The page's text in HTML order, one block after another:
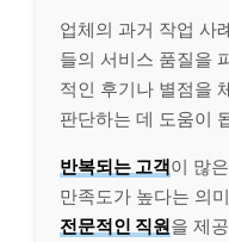
업체의 과거 작업 사
들의 서비스 품질을
적인 후기나 별점을
판단하는 데 도움이
반복되는 고객이 많
만족도가 높다는 의
전문적인 직원을 제